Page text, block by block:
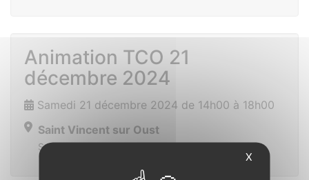
Animation TCO 21
décembre 2024
Samedi 21 décembre 2024 de 14h00 à 18h00
Saint Vincent sur Oust
Salle des sports
X